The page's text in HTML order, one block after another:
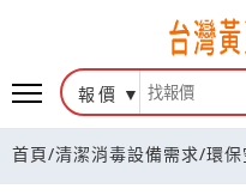
報價
首頁/清潔消毒設備需求/環